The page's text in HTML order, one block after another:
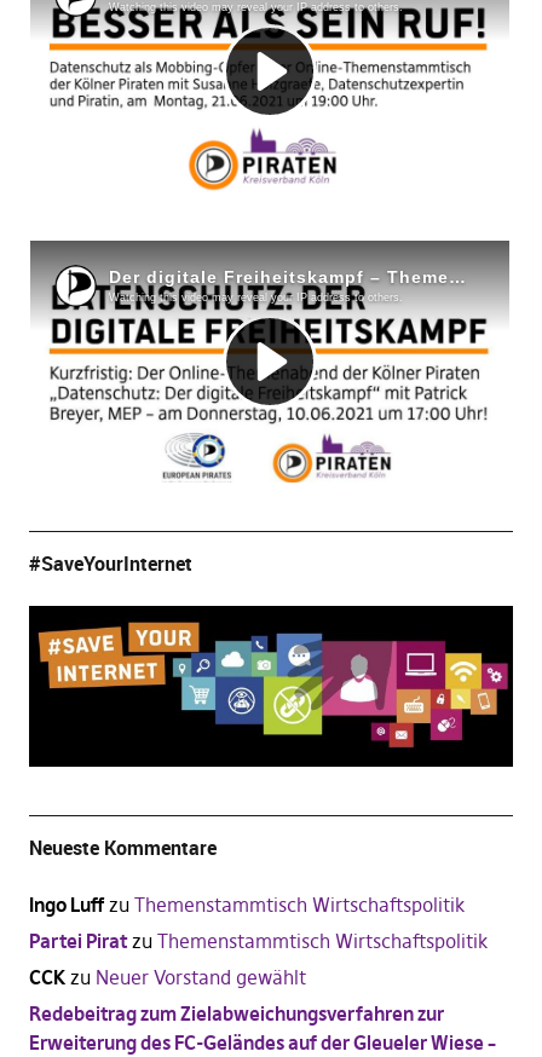
#SaveYourInternet
Neueste Kommentare
Ingo Luffzu Themenstammtisch Wirtschaftspolitik
Partei Piratzu Themenstammtisch Wirtschaftspolitik
CCKzu Neuer Vorstand gewählt
Redebeitrag zum Zielabweichungsverfahren zur
Erweiterung des FC-Geländes auf der Gleueler Wiese –